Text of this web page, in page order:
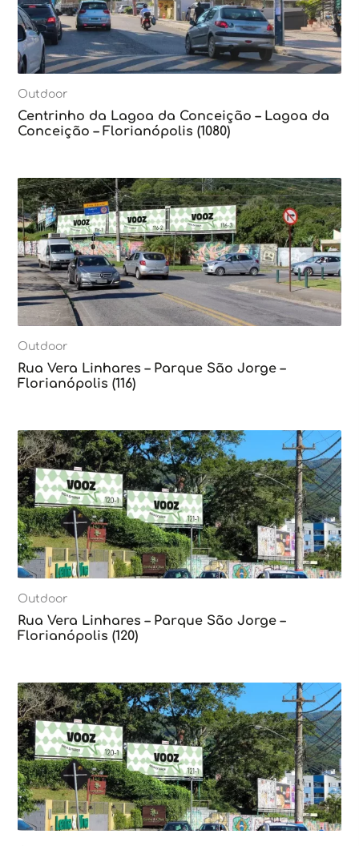
Outdoor
Centrinho da Lagoa da Conceição – Lagoa da
Conceição – Florianópolis (1080)
Outdoor
Rua Vera Linhares – Parque São Jorge –
Florianópolis (116)
Outdoor
Rua Vera Linhares – Parque São Jorge –
Florianópolis (120)